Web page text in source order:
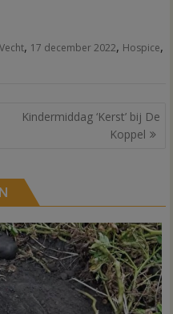
, 17 december 2022, Hospice,
Kindermiddag ‘Kerst’ bij De
Koppel